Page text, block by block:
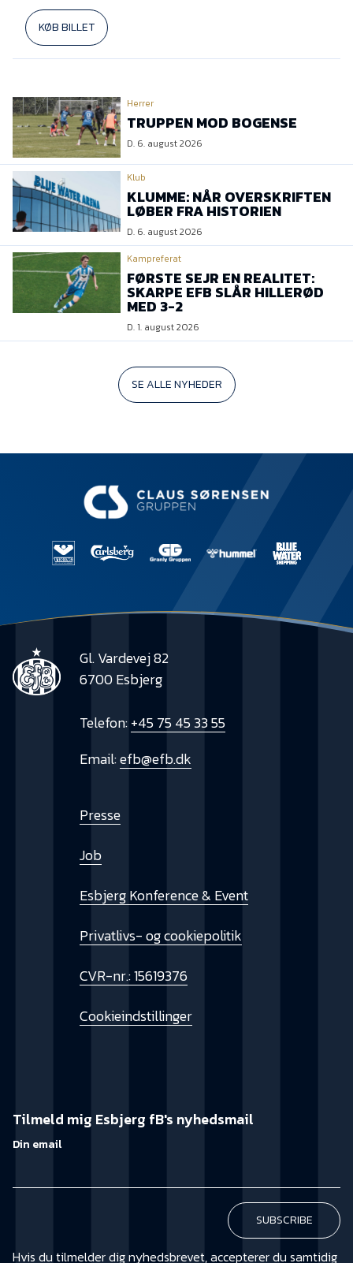
KØB BILLET
Herrer
TRUPPEN MOD BOGENSE
D. 6. august 2026
Klub
KLUMME: NÅR OVERSKRIFTEN
LØBER FRA HISTORIEN
D. 6. august 2026
Kampreferat
FØRSTE SEJR EN REALITET:
SKARPE EFB SLÅR HILLERØD
MED 3-2
D. 1. august 2026
SE ALLE NYHEDER
Gl. Vardevej 82
6700 Esbjerg
Telefon:+45 75 45 33 55
Email:efb@efb.dk
Presse
Job
Esbjerg Konference & Event
Privatlivs- og cookiepolitik
CVR-nr.: 15619376
Cookieindstillinger
Tilmeld mig Esbjerg fB's nyhedsmail
Din email
Hvis du tilmelder dig nyhedsbrevet, accepterer du samtidig